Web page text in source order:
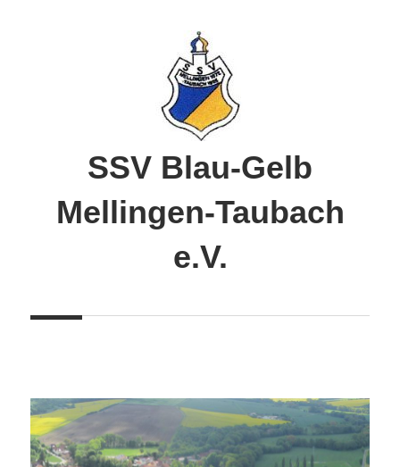
SSV Blau-Gelb
Mellingen-Taubach
e.V.